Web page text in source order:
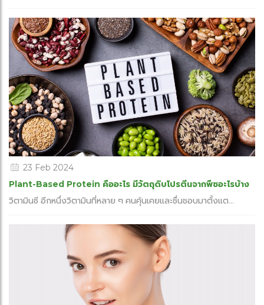
23 Feb 2024
Plant-Based Protein คืออะไร มีวัตถุดิบโปรตีนจากพืชอะไรบ้าง
วิตามินซี อีกหนึ่งวิตามินที่หลาย ๆ คนคุ้นเคยและชื่นชอบมาตั้งแต...